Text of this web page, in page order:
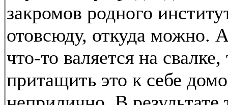
закромов родного
отовсюду, откуда можно.
что-то валяется на свалке,
притащить это к себе